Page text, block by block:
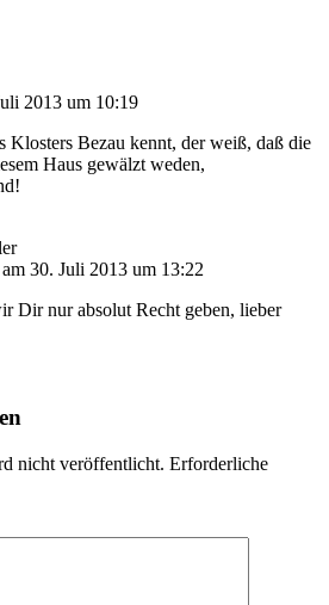
2013 um 10:19
Klosters Bezau kennt, der weiß, daß die
Haus gewälzt weden,
am 30. Juli 2013 um 13:22
Dir nur absolut Recht geben, lieber
nicht veröffentlicht. Erforderliche